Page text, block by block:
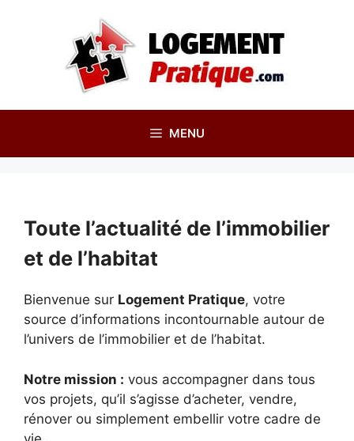
MENU
Toute l’actualité de l’immobilier
et de l’habitat
Bienvenue sur Logement Pratique, votre
source d’informations incontournable autour de
l’univers de l’immobilier et de l’habitat.
Notre mission : vous accompagner dans tous
vos projets, qu’il s’agisse d’acheter, vendre,
rénover ou simplement embellir votre cadre de